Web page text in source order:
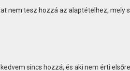
nem tesz hozzá az alaptételhez, mely
sincs hozzá, és aki nem érti